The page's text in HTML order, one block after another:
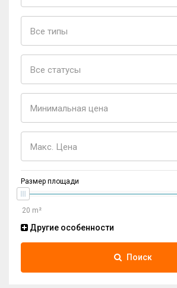
Все типы
Все статусы
Минимальная цена
Макс. Цена
Размер площади
Другие особенности
Поиск